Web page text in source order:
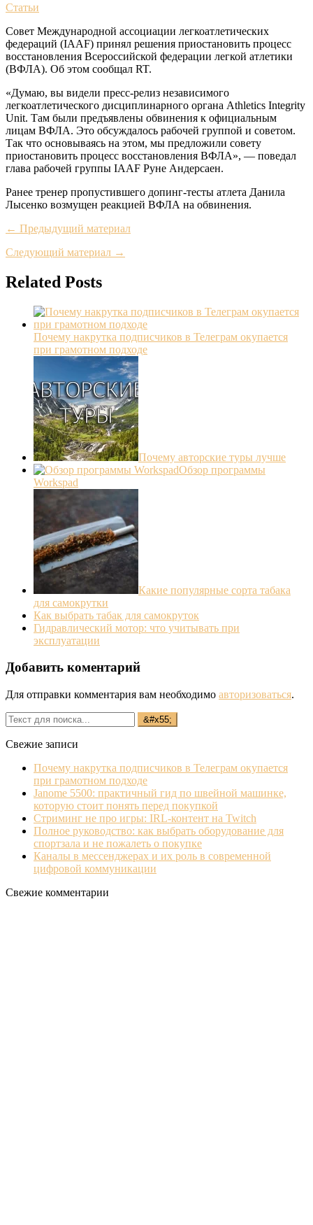
Статьи
Совет Международной ассоциации легкоатлетических
федераций (IAAF) принял решения приостановить процесс
восстановления Всероссийской федерации легкой атлетики
(ВФЛА). Об этом сообщал RT.
«Думаю, вы видели пресс-релиз независимого
легкоатлетического дисциплинарного органа Athletics Integrity
Unit. Там были предъявлены обвинения к официальным
лицам ВФЛА. Это обсуждалось рабочей группой и советом.
Так что основываясь на этом, мы предложили совету
приостановить процесс восстановления ВФЛА», — поведал
глава рабочей группы IAAF Руне Андерсаен.
Ранее тренер пропустившего допинг-тесты атлета Данила
Лысенко возмущен реакцией ВФЛА на обвинения.
← Предыдущий материал
Следующий материал →
Related Posts
Почему накрутка подписчиков в Телеграм окупается
при грамотном подходе
Почему авторские туры лучше
Обзор программы
Workspad
Какие популярные сорта табака
для самокрутки
Как выбрать табак для самокруток
Гидравлический мотор: что учитывать при
эксплуатации
Добавить коментарий
Для отправки комментария вам необходимо авторизоваться.
Свежие записи
Почему накрутка подписчиков в Телеграм окупается
при грамотном подходе
Janome 5500: практичный гид по швейной машинке,
которую стоит понять перед покупкой
Стриминг не про игры: IRL‐контент на Twitch
Полное руководство: как выбрать оборудование для
спортзала и не пожалеть о покупке
Каналы в мессенджерах и их роль в современной
цифровой коммуникации
Свежие комментарии